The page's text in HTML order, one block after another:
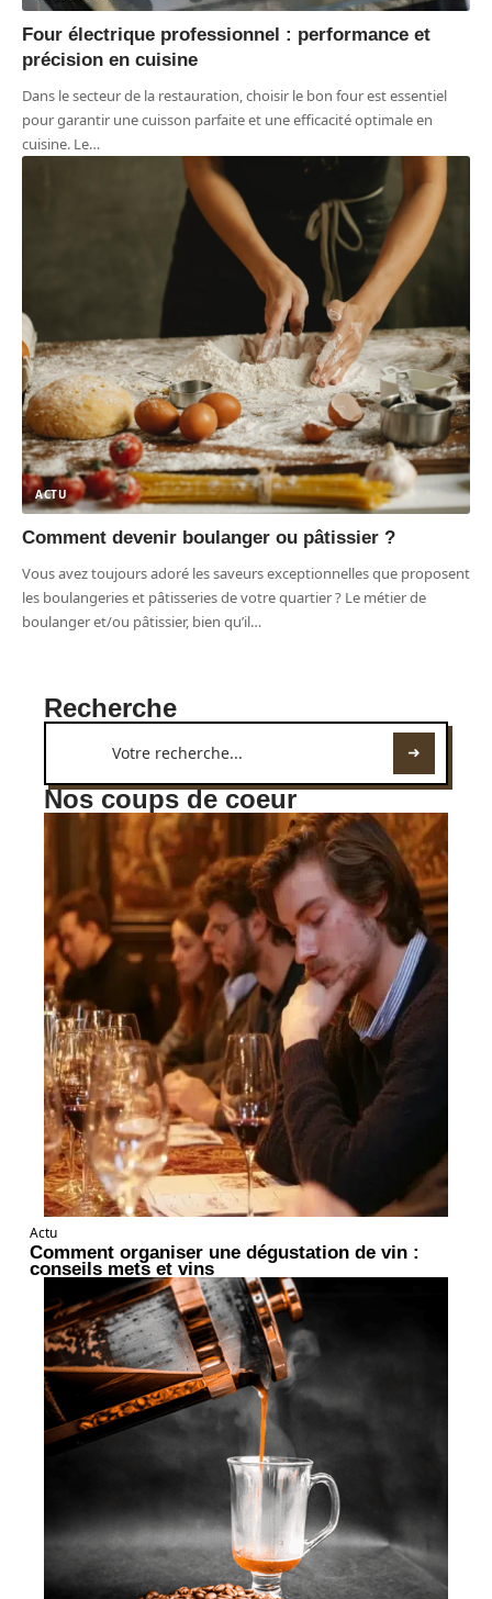
Four électrique professionnel : performance et
précision en cuisine
Dans le secteur de la restauration, choisir le bon four est essentiel
pour garantir une cuisson parfaite et une efficacité optimale en
cuisine. Le…
ACTU
Comment devenir boulanger ou pâtissier ?
Vous avez toujours adoré les saveurs exceptionnelles que proposent
les boulangeries et pâtisseries de votre quartier ? Le métier de
boulanger et/ou pâtissier, bien qu’il…
Recherche
Nos coups de coeur
Actu
Comment organiser une dégustation de vin :
conseils mets et vins